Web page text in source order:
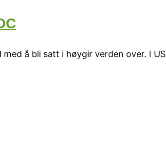
å bli satt i høygir verden over. I